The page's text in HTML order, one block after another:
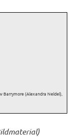
Barrymore (Alexandra Neldel),